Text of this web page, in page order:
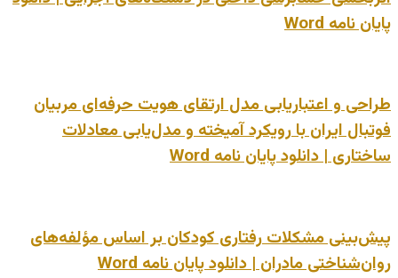
پایان نامه Word
طراحی و اعتباریابی مدل ارتقای هویت حرفه‌ای مربیان
فوتبال ایران با رویکرد آمیخته و مدل‌یابی معادلات
ساختاری | دانلود پایان نامه Word
پیش‌بینی مشکلات رفتاری کودکان بر اساس مؤلفه‌های
روان‌شناختی مادران | دانلود پایان نامه Word